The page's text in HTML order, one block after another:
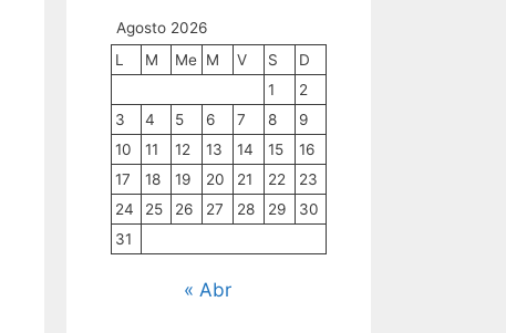
Agosto 2026
L
M Me M V S
D
1
2
3
4 5 6 7 8
9
10
11 12 13 14 15
16
17
18 19 20 21 22
23
24
25 26 27 28 29
30
31
« Abr